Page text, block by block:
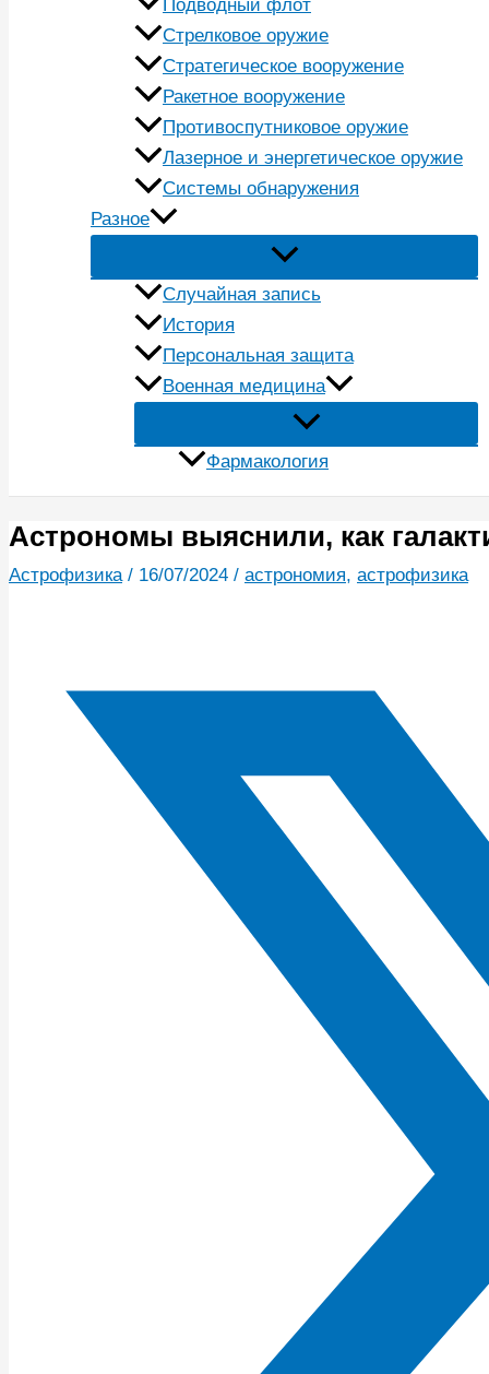
Подводный флот
Стрелковое оружие
Стратегическое вооружение
Ракетное вооружение
Противоспутниковое оружие
Лазерное и энергетическое оружие
Системы обнаружения
Разное
Случайная запись
История
Персональная защита
Военная медицина
Фармакология
Астрономы выяснили, как
Астрофизика / 16/07/2024 / астрономия, астрофизика